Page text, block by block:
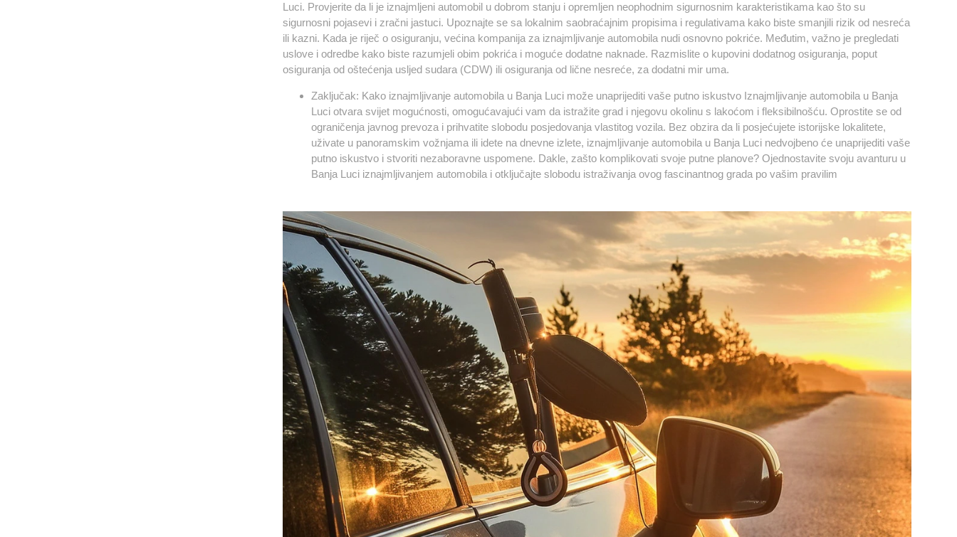
Luci. Provjerite da li je iznajmljeni automobil u dobrom stanju i opremljen neophodnim sigurnosnim karakteristikama kao što su
sigurnosni pojasevi i zračni jastuci. Upoznajte se sa lokalnim saobraćajnim propisima i regulativama kako biste smanjili rizik od nesreća
ili kazni. Kada je riječ o osiguranju, većina kompanija za iznajmljivanje automobila nudi osnovno pokriće. Međutim, važno je pregledati
uslove i odredbe kako biste razumjeli obim pokrića i moguće dodatne naknade. Razmislite o kupovini dodatnog osiguranja, poput
osiguranja od oštećenja usljed sudara (CDW) ili osiguranja od lične nesreće, za dodatni mir uma.
Zaključak: Kako iznajmljivanje automobila u Banja Luci može unaprijediti vaše putno iskustvo Iznajmljivanje automobila u Banja
Luci otvara svijet mogućnosti, omogućavajući vam da istražite grad i njegovu okolinu s lakoćom i fleksibilnošću. Oprostite se od
ograničenja javnog prevoza i prihvatite slobodu posjedovanja vlastitog vozila. Bez obzira da li posjećujete istorijske lokalitete,
uživate u panoramskim vožnjama ili idete na dnevne izlete, iznajmljivanje automobila u Banja Luci nedvojbeno će unaprijediti vaše
putno iskustvo i stvoriti nezaboravne uspomene. Dakle, zašto komplikovati svoje putne planove? Ojednostavite svoju avanturu u
Banja Luciiznajmljivanjem automobilai otključajte slobodu istraživanja ovog fascinantnog grada po vašim pravilim